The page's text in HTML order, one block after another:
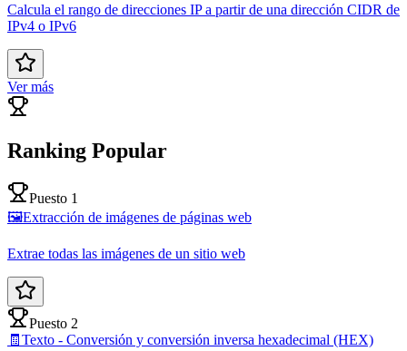
Calcula el rango de direcciones IP a partir de una dirección CIDR de
IPv4 o IPv6
Ver más
Ranking Popular
Puesto 1
🖼️Extracción de imágenes de páginas web
Extrae todas las imágenes de un sitio web
Puesto 2
🧾 Texto - Conversión y conversión inversa hexadecimal (HEX)